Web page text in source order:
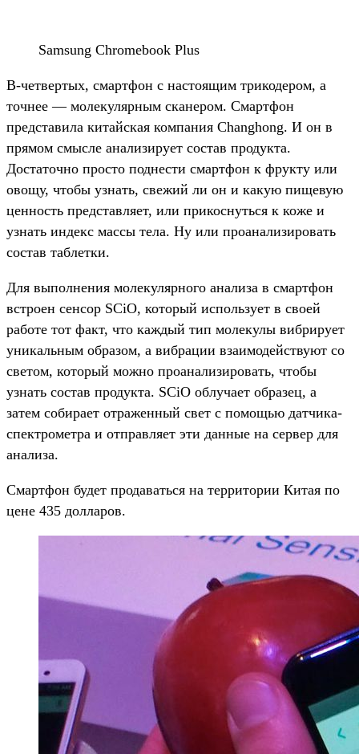
Samsung Chromebook Plus
В-четвертых, смартфон с настоящим трикодером, а
точнее — молекулярным сканером. Смартфон
представила китайская компания Changhong. И он в
прямом смысле анализирует состав продукта.
Достаточно просто поднести смартфон к фрукту или
овощу, чтобы узнать, свежий ли он и какую пищевую
ценность представляет, или прикоснуться к коже и
узнать индекс массы тела. Ну или проанализировать
состав таблетки.
Для выполнения молекулярного анализа в смартфон
встроен сенсор SCiO, который использует в своей
работе тот факт, что каждый тип молекулы вибрирует
уникальным образом, а вибрации взаимодействуют со
светом, который можно проанализировать, чтобы
узнать состав продукта. SCiO облучает образец, а
затем собирает отраженный свет с помощью датчика-
спектрометра и отправляет эти данные на сервер для
анализа.
Смартфон будет продаваться на территории Китая по
цене 435 долларов.